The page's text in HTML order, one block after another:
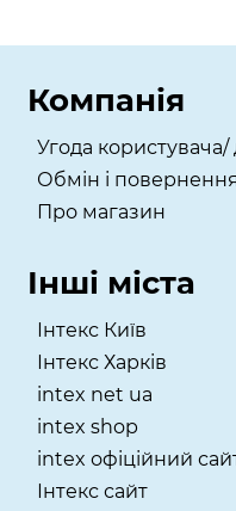
Компанія
Угода
Обмін і повернення
Про магазин
Інші міста
Інтекс Київ
​Інтекс Харків
intex net ua
intex shop
intex офіційний
Інтекс сайт